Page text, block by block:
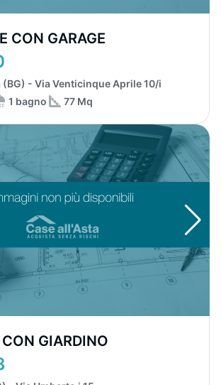
CON GARAGE
(BG) - Via Venticinque Aprile 10/i
1 bagno 77 Mq
GIARDINO